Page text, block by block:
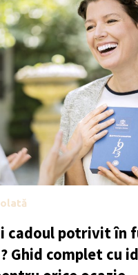
cadoul potrivit în
Ghid complet cu